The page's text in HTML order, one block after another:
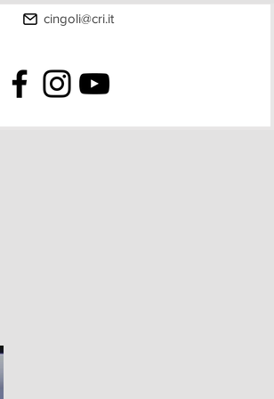
cingoli@cri.it